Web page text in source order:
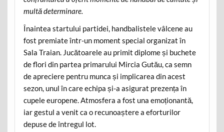
multă determinare.
Înaintea startului partidei, handbalistele vâlcene au
fost premiate într-un moment special organizat în
Sala Traian. Jucătoarele au primit diplome și buchete
de flori din partea primarului Mircia Gutău, ca semn
de apreciere pentru munca și implicarea din acest
sezon, unul în care echipa și-a asigurat prezența în
cupele europene. Atmosfera a fost una emoționantă,
iar gestul a venit ca o recunoaștere a eforturilor
depuse de întregul lot.